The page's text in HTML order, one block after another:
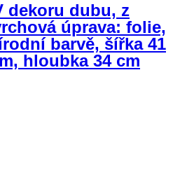
dekoru dubu, z
úprava: folie,
barvě, šířka 41
hloubka 34 cm